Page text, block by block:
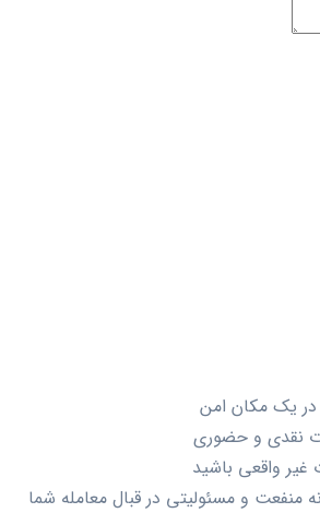
در یک مکان امن
نقدی و حضوری
غیر واقعی باشید
منفعت و مسئولیتی در قبال معامله شما